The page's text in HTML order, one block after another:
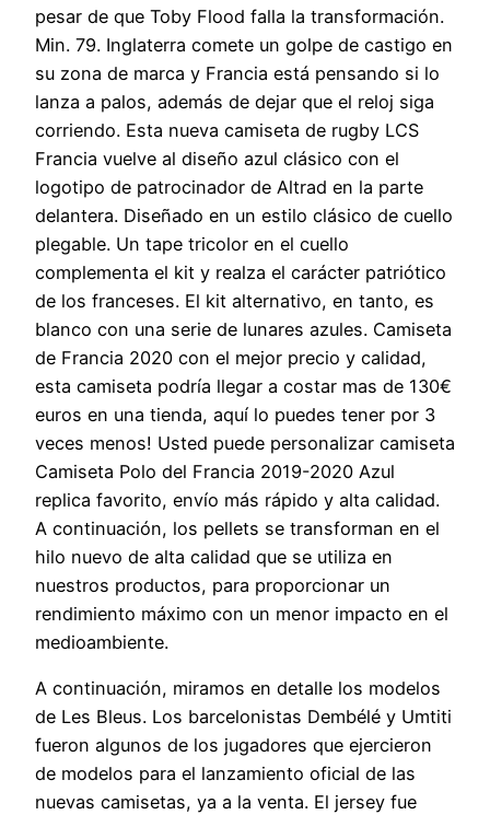
pesar de que Toby Flood falla la transformación.
Min. 79. Inglaterra comete un golpe de castigo en
su zona de marca y Francia está pensando si lo
lanza a palos, además de dejar que el reloj siga
corriendo. Esta nueva camiseta de rugby LCS
Francia vuelve al diseño azul clásico con el
logotipo de patrocinador de Altrad en la parte
delantera. Diseñado en un estilo clásico de cuello
plegable. Un tape tricolor en el cuello
complementa el kit y realza el carácter patriótico
de los franceses. El kit alternativo, en tanto, es
blanco con una serie de lunares azules. Camiseta
de Francia 2020 con el mejor precio y calidad,
esta camiseta podría llegar a costar mas de 130€
euros en una tienda, aquí lo puedes tener por 3
veces menos! Usted puede personalizar camiseta
Camiseta Polo del Francia 2019-2020 Azul
replica favorito, envío más rápido y alta calidad.
A continuación, los pellets se transforman en el
hilo nuevo de alta calidad que se utiliza en
nuestros productos, para proporcionar un
rendimiento máximo con un menor impacto en el
medioambiente.
A continuación, miramos en detalle los modelos
de Les Bleus. Los barcelonistas Dembélé y Umtiti
fueron algunos de los jugadores que ejercieron
de modelos para el lanzamiento oficial de las
nuevas camisetas, ya a la venta. El jersey fue